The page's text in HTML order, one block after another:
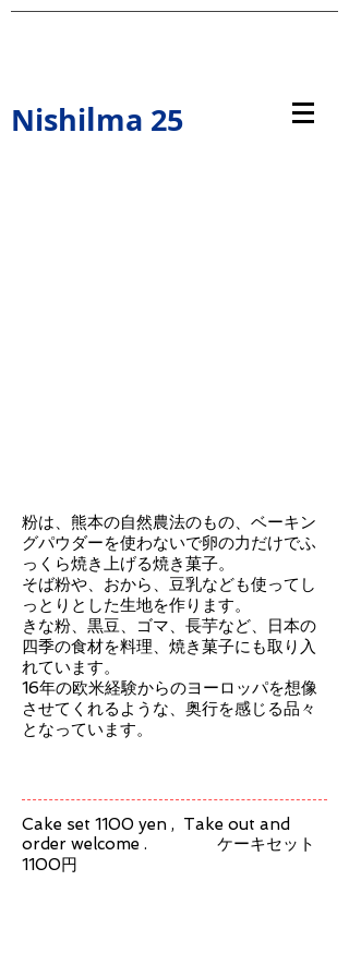
Nishilma 25
粉は、熊本の自然農法のもの、ベーキン
グパウダーを使わないで卵の力だけでふ
っくら焼き上げる焼き菓子。
そば粉や、おから、豆乳なども使ってし
っとりとした生地を作ります。
きな粉、黒豆、ゴマ、長芋など、日本の
四季の食材を料理、焼き菓子にも取り入
れています。
16年の欧米経験からのヨーロッパを想像
させてくれるような、奥行を感じる品々
となっています。
Cake set 1100 yen , Take out and
order welcome . ケーキセット
1100円